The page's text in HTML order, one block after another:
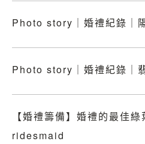
Photo story｜婚禮紀錄｜
Photo story｜婚禮紀錄｜
【婚禮籌備】婚禮的最佳
ridesmaid